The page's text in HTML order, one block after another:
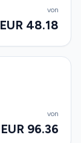
von
EUR 48.18
von
EUR 96.36